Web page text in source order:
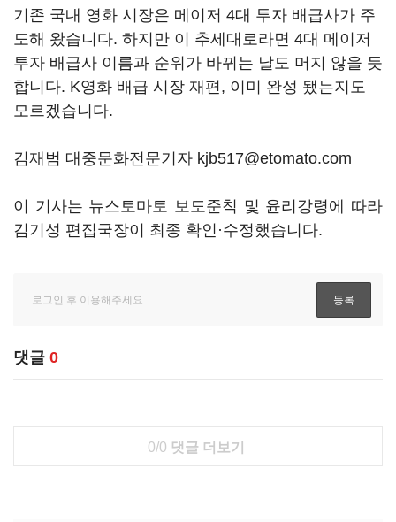
기존 국내 영화 시장은 메이저 4대 투자 배급사가 주
도해 왔습니다. 하지만 이 추세대로라면 4대 메이저
투자 배급사 이름과 순위가 바뀌는 날도 머지 않을 듯
합니다. K영화 배급 시장 재편, 이미 완성 됐는지도
모르겠습니다.
김재범 대중문화전문기자 kjb517@etomato.com
이 기사는 뉴스토마토 보도준칙 및 윤리강령에 따라
김기성 편집국장이 최종 확인·수정했습니다.
댓글 0
0/0 댓글 더보기